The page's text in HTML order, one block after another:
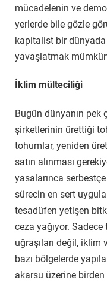
mücadelenin ve
yerlerde bile gözle
kapitalist bir
yavaşlatmak
İklim mülteciliği
Bugün dünyanın pek
şirketlerinin ürettiği
tohumlar, yeniden
satın alınması
yasalarınca
sürecin en sert
tesadüfen yetişen
ceza yağıyor.
uğraşıları değil, iklim
bazı bölgelerde
akarsu üzerine